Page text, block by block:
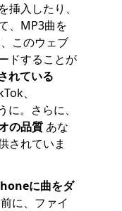
入したり、
、MP3曲を
このウェブ
ドすることが
れている
、
。さらに、
の品質 あな
されていま
に曲をダ
に、ファイ